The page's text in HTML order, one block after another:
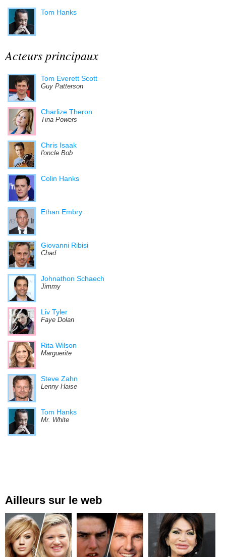
Tom Hanks
Acteurs principaux
Tom Everett Scott
Guy Patterson
Charlize Theron
Tina Powers
Chris Isaak
l'oncle Bob
Colin Hanks
Ethan Embry
Giovanni Ribisi
Chad
Johnathon Schaech
Jimmy
Liv Tyler
Faye Dolan
Rita Wilson
Marguerite
Steve Zahn
Lenny Haise
Tom Hanks
Mr. White
Ailleurs sur le web